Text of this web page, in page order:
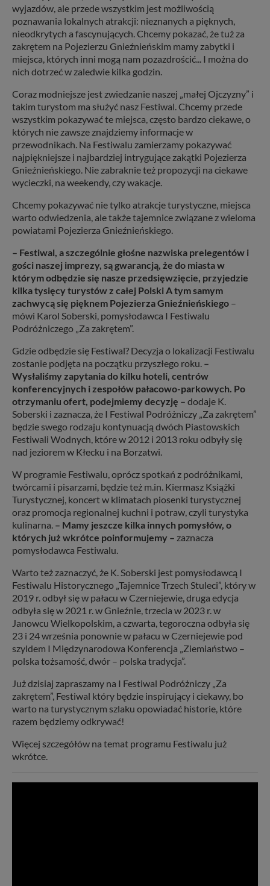
wyjazdów, ale przede wszystkim jest możliwością
poznawania lokalnych atrakcji: nieznanych a pięknych,
nieodkrytych a fascynujących. Chcemy pokazać, że tuż za
zakrętem na Pojezierzu Gnieźnieńskim mamy zabytki i
miejsca, których inni mogą nam pozazdrościć... I można do
nich dotrzeć w zaledwie kilka godzin.
Coraz modniejsze jest zwiedzanie naszej „małej Ojczyzny” i
takim turystom ma służyć nasz Festiwal. Chcemy przede
wszystkim pokazywać te miejsca, często bardzo ciekawe, o
których nie zawsze znajdziemy informacje w
przewodnikach. Na Festiwalu zamierzamy pokazywać
najpiękniejsze i najbardziej intrygujące zakątki Pojezierza
Gnieźnieńskiego. Nie zabraknie też propozycji na ciekawe
wycieczki, na weekendy, czy wakacje.
Chcemy pokazywać nie tylko atrakcje turystyczne, miejsca
warto odwiedzenia, ale także tajemnice związane z wieloma
powiatami Pojezierza Gnieźnieńskiego.
– Festiwal, a szczególnie głośne nazwiska prelegentów i
gości naszej imprezy, są gwarancją, że do miasta w
którym odbędzie się nasze przedsięwzięcie, przyjedzie
kilka tysięcy turystów z całej Polski A tym samym
zachwycą się pięknem Pojezierza Gnieźnieńskiego –
mówi Karol Soberski, pomysłodawca I Festiwalu
Podróżniczego „Za zakrętem”.
Gdzie odbędzie się Festiwal? Decyzja o lokalizacji Festiwalu
zostanie podjęta na początku przyszłego roku. –
Wysłaliśmy zapytania do kilku hoteli, centrów
konferencyjnych i zespołów pałacowo-parkowych. Po
otrzymaniu ofert, podejmiemy decyzję – dodaje K.
Soberski i zaznacza, że I Festiwal Podróżniczy „Za zakrętem”
będzie swego rodzaju kontynuacją dwóch Piastowskich
Festiwali Wodnych, które w 2012 i 2013 roku odbyły się
nad jeziorem w Kłecku i na Borzatwi.
W programie Festiwalu, oprócz spotkań z podróżnikami,
twórcami i pisarzami, będzie też m.in. Kiermasz Książki
Turystycznej, koncert w klimatach piosenki turystycznej
oraz promocja regionalnej kuchni i potraw, czyli turystyka
kulinarna. – Mamy jeszcze kilka innych pomysłów, o
których już wkrótce poinformujemy – zaznacza
pomysłodawca Festiwalu.
Warto też zaznaczyć, że K. Soberski jest pomysłodawcą I
Festiwalu Historycznego „Tajemnice Trzech Stuleci”, który w
2019 r. odbył się w pałacu w Czerniejewie, druga edycja
odbyła się w 2021 r. w Gnieźnie, trzecia w 2023 r. w
Janowcu Wielkopolskim, a czwarta, tegoroczna odbyła się
23 i 24 września ponownie w pałacu w Czerniejewie pod
szyldem I Międzynarodowa Konferencja „Ziemiaństwo –
polska tożsamość, dwór – polska tradycja”.
Już dzisiaj zapraszamy na I Festiwal Podróżniczy „Za
zakrętem”, Festiwal który będzie inspirujący i ciekawy, bo
warto na turystycznym szlaku opowiadać historie, które
razem będziemy odkrywać!
Więcej szczegółów na temat programu Festiwalu już
wkrótce.